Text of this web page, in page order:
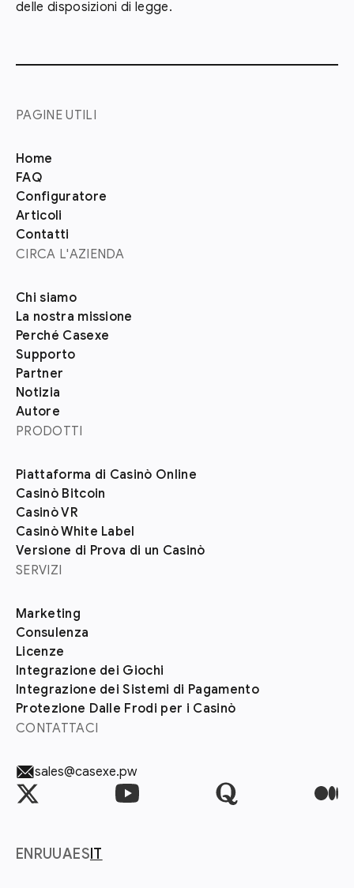
delle disposizioni di legge.
CONTATTACI
sales@casexe.pw
EN RUUAES IT
PAGINE UTILI
Home
FAQ
Configuratore
Articoli
Contatti
CIRCA L'AZIENDA
Chi siamo
La nostra missione
Perché Casexe
Supporto
Partner
Notizia
Autore
PRODOTTI
Piattaforma di Casinò Online
Casinò Bitcoin
Casinò VR
Casinò White Label
Versione di Prova di un Casinò
SERVIZI
Marketing
Consulenza
Licenze
Integrazione dei Giochi
Integrazione dei Sistemi di Pagamento
Protezione Dalle Frodi per i Casinò